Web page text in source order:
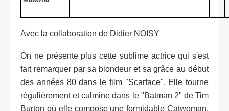
Avec la collaboration de Didier NOISY
On ne présente plus cette sublime actrice qui s'est
fait remarquer par sa blondeur et sa grâce au début
des années 80 dans le film "Scarface". Elle tourne
régulièrement et culmine dans le "Batman 2" de Tim
Burton où elle compose une formidable Catwoman.